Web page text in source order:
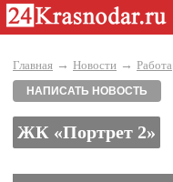
Главная → Новости → Работа
НАПИСАТЬ НОВОСТЬ
ЖК «Портрет 2»